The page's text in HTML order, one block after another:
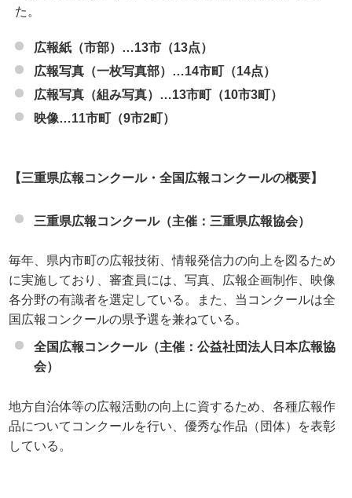
た。
広報紙（市部）…13市（13点）
広報写真（一枚写真部）…14市町（14点）
広報写真（組み写真）…13市町（10市3町）
映像…11市町（9市2町）
【三重県広報コンクール・全国広報コンクールの概要】
三重県広報コンクール（主催：三重県広報協会）
毎年、県内市町の広報技術、情報発信力の向上を図るため
に実施しており、審査員には、写真、広報企画制作、映像
各分野の有識者を選定している。また、当コンクールは全
国広報コンクールの県予選を兼ねている。
全国広報コンクール（主催：公益社団法人日本広報協
会）
地方自治体等の広報活動の向上に資するため、各種広報作
品についてコンクールを行い、優秀な作品（団体）を表彰
している。